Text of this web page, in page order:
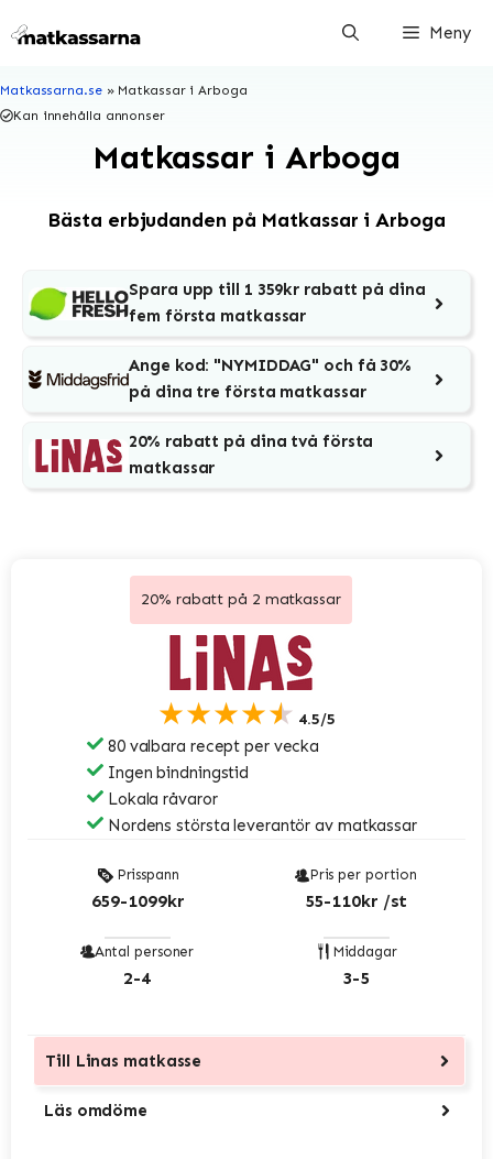
till
Meny
Matkassarna.se» Matkassar i Arboga
Kan innehålla annonser
Matkassar i Arboga
Bästa erbjudanden på Matkassar i Arboga
Spara upp till 1 359kr rabatt på dina
fem första matkassar
Ange kod: "NYMIDDAG" och få 30%
på dina tre första matkassar
20% rabatt på dina två första
matkassar
20% rabatt på 2 matkassar
★★★★★ 4.5/5
80 valbara recept per vecka
Ingen bindningstid
Lokala råvaror
Nordens största leverantör av matkassar
Prisspann
659-1099kr
Pris per portion
55-110kr /st
Antal personer
2-4
Middagar
3-5
Till Linas matkasse
Läs omdöme